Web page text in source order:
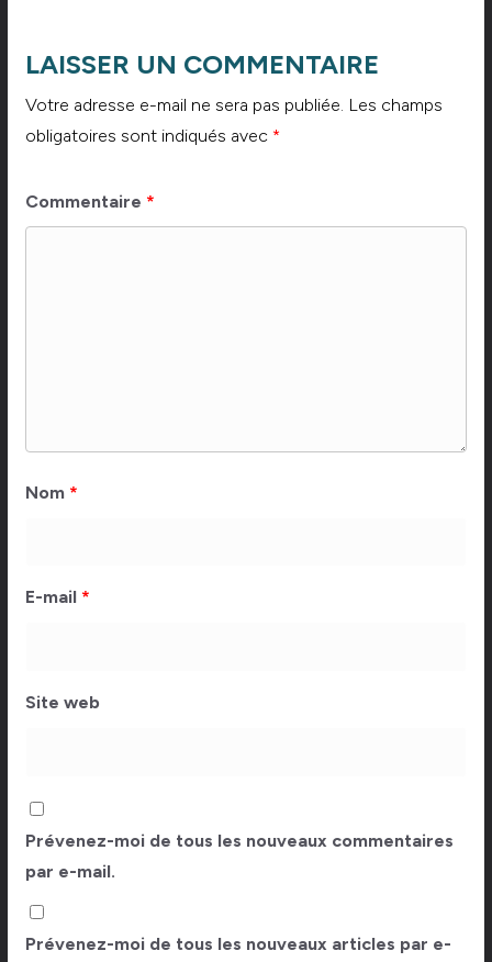
LAISSER UN COMMENTAIRE
Votre adresse e-mail ne sera pas publiée. Les champs
obligatoires sont indiqués avec *
Commentaire *
Nom *
E-mail *
Site web
Prévenez-moi de tous les nouveaux commentaires
par e-mail.
Prévenez-moi de tous les nouveaux articles par e-